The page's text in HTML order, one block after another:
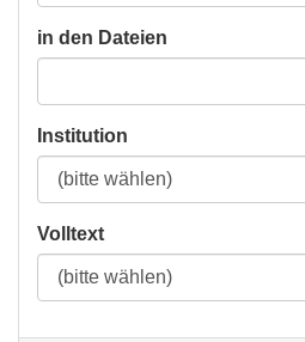
in den Dateien
Institution
Volltext